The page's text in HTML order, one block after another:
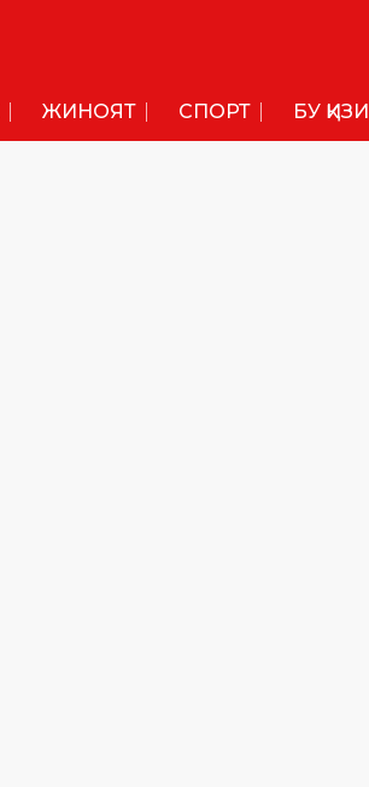
ЖИНОЯТ СПОРТ БУ ҚИЗИҚ